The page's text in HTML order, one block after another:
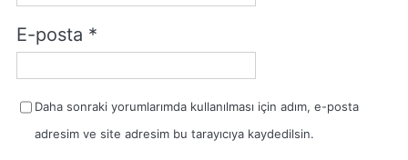
E-posta *
Daha sonraki yorumlarımda kullanılması için adım, e-posta
adresim ve site adresim bu tarayıcıya kaydedilsin.